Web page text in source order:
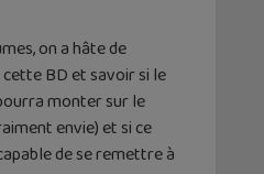
on a hâte de
BD et savoir si le
monter sur le
envie) et si ce
de se remettre à